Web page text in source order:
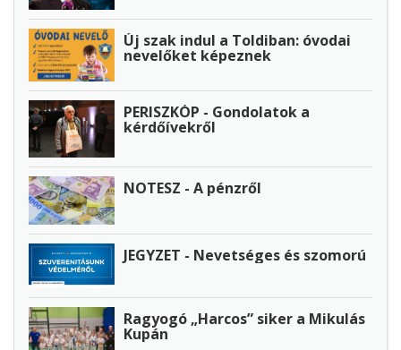
Új szak indul a Toldiban: óvodai
nevelőket képeznek
PERISZKÓP - Gondolatok a
kérdőívekről
NOTESZ - A pénzről
JEGYZET - Nevetséges és szomorú
Ragyogó „Harcos” siker a Mikulás
Kupán